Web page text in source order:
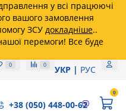
у всі працюючі
вашого замовлення
ЗСУ докладніше..
перемоги! Все буде
0 0 УКР РУС
+38 (050) 448-00-62
0